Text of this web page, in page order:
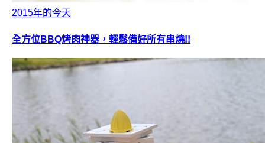
2015年的今天
全方位BBQ烤肉神器，輕鬆備好所有串燒!!